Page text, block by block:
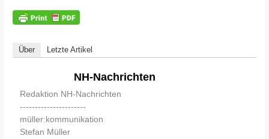
Über Letzte Artikel
NH-Nachrichten
Redaktion NH-Nachrichten
----------------------
müller:kommunikation
Stefan Müller